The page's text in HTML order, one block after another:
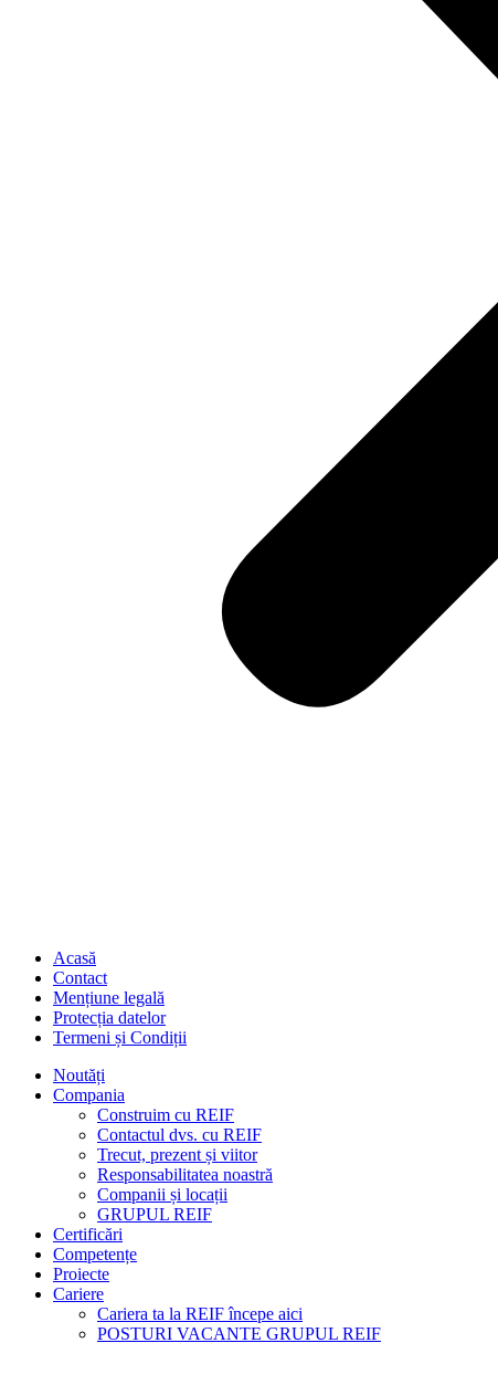
Acasă
Contact
Mențiune legală
Protecția datelor
Termeni și Condiții
Noutăți
Compania
Construim cu REIF
Contactul dvs. cu REIF
Trecut, prezent și viitor
Responsabilitatea noastră
Companii și locații
GRUPUL REIF
Certificări
Competențe
Proiecte
Cariere
Cariera ta la REIF începe aici
POSTURI VACANTE GRUPUL REIF